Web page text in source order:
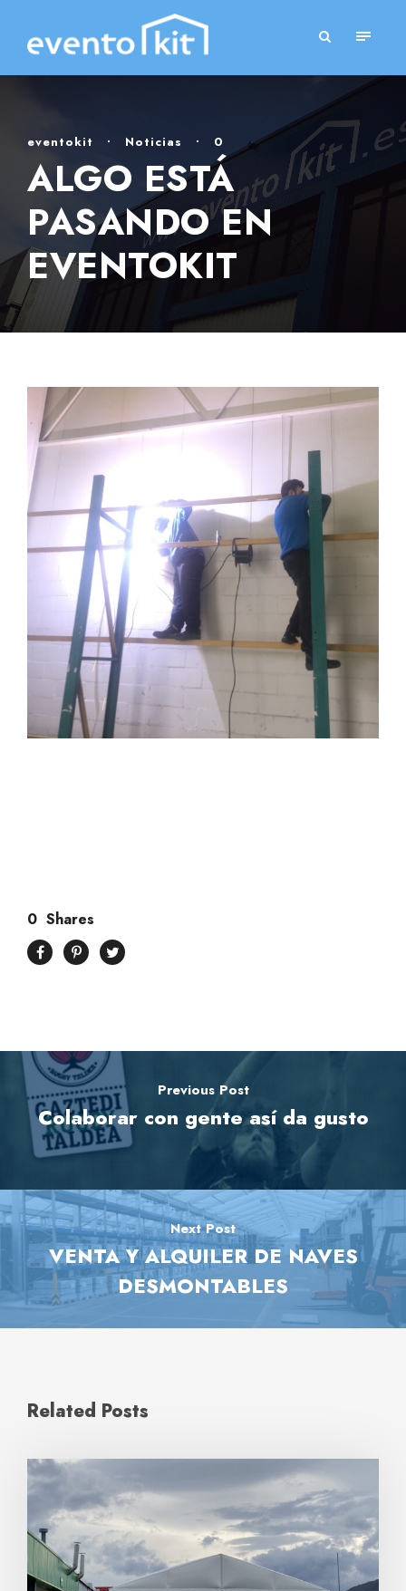
eventokit • Noticias • 0
ALGO ESTÁ
PASANDO EN
EVENTOKIT
0 Shares
Previous Post
Colaborar con gente así da gusto
Next Post
VENTA Y ALQUILER DE NAVES
DESMONTABLES
Related Posts